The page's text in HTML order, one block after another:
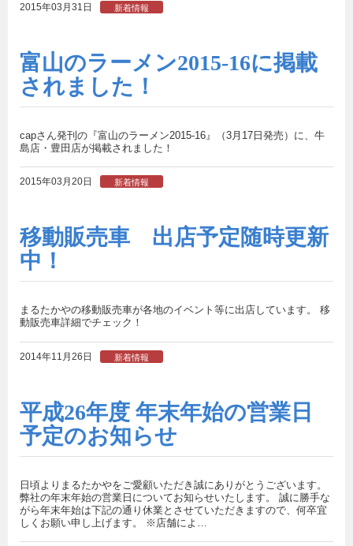
2015年03月31日 新着情報
富山のラーメン2015-16に掲載
されました！
capさん発刊の『富山のラーメン2015-16』（3月17日発売）に、牛
島店・豊田店が掲載されました！
2015年03月20日 新着情報
移動販売車 出店予定随時更新
中！
まるたかやの移動販売車が各地のイベント等に出店しています。 移
動販売車詳細でチェック！
2014年11月26日 新着情報
平成26年度 年末年始の営業日
予定のお知らせ
日頃よりまるたかやをご愛顧いただき誠にありがとうございます。
弊社の年末年始の営業日についてお知らせいたします。 誠に勝手な
がら年末年始は下記の通り休業とさせていただきますので、何卒宜
しくお願い申し上げます。 ※店舗によ…